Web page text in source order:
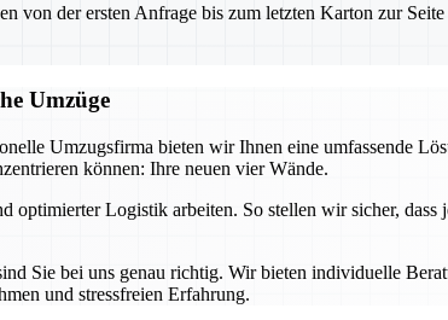
von der ersten Anfrage bis zum letzten Karton zur
Umzüge
Umzugsfirma bieten wir Ihnen eine umfassende
können: Ihre neuen vier Wände.
optimierter Logistik arbeiten. So stellen wir sicher,
Sie bei uns genau richtig. Wir bieten individuelle
und stressfreien Erfahrung.